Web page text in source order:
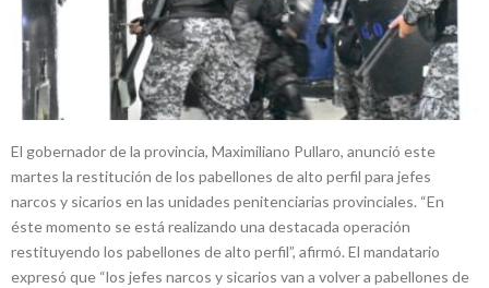
El gobernador de la provincia, Maximiliano Pullaro, anunció este
martes la restitución de los pabellones de alto perfil para jefes
narcos y sicarios en las unidades penitenciarias provinciales. “En
éste momento se está realizando una destacada operación
restituyendo los pabellones de alto perfil”, afirmó. El mandatario
expresó que “los jefes narcos y sicarios van a volver a pabellones de